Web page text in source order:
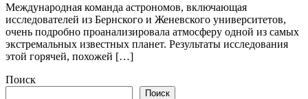
Международная команда астрономов, включающая
исследователей из Бернского и Женевского университетов,
очень подробно проанализировала атмосферу одной из самых
экстремальных известных планет. Результаты исследования
этой горячей, похожей […]
Поиск
Поиск